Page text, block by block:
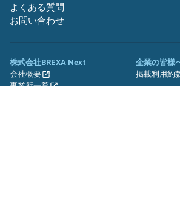
よくある質問
お問い合わせ
株式会社BREXA Next
会社概要
事業所一覧
企業の皆様
掲載利用約